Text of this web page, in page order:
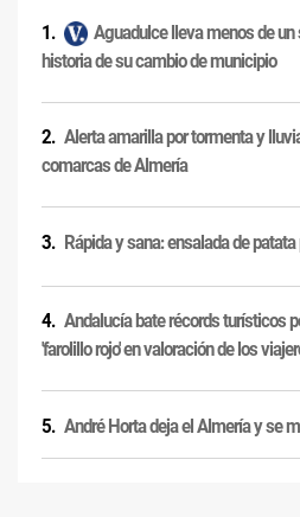
Aguadulce lleva menos de
historia de su cambio de municipio
Alerta amarilla por tormenta y
comarcas de Almería
Rápida y sana: ensalada de
Andalucía bate récords turísticos
'farolillo rojo' en valoración de los
André Horta deja el Almería y se